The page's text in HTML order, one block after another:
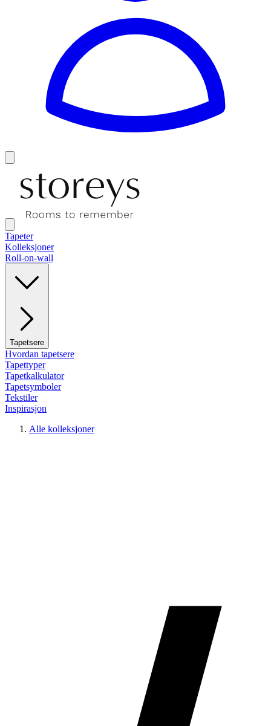
Tapeter
Kolleksjoner
Roll-on-wall
Tapetsere
Hvordan tapetsere
Tapettyper
Tapetkalkulator
Tapetsymboler
Tekstiler
Inspirasjon
Alle kolleksjoner